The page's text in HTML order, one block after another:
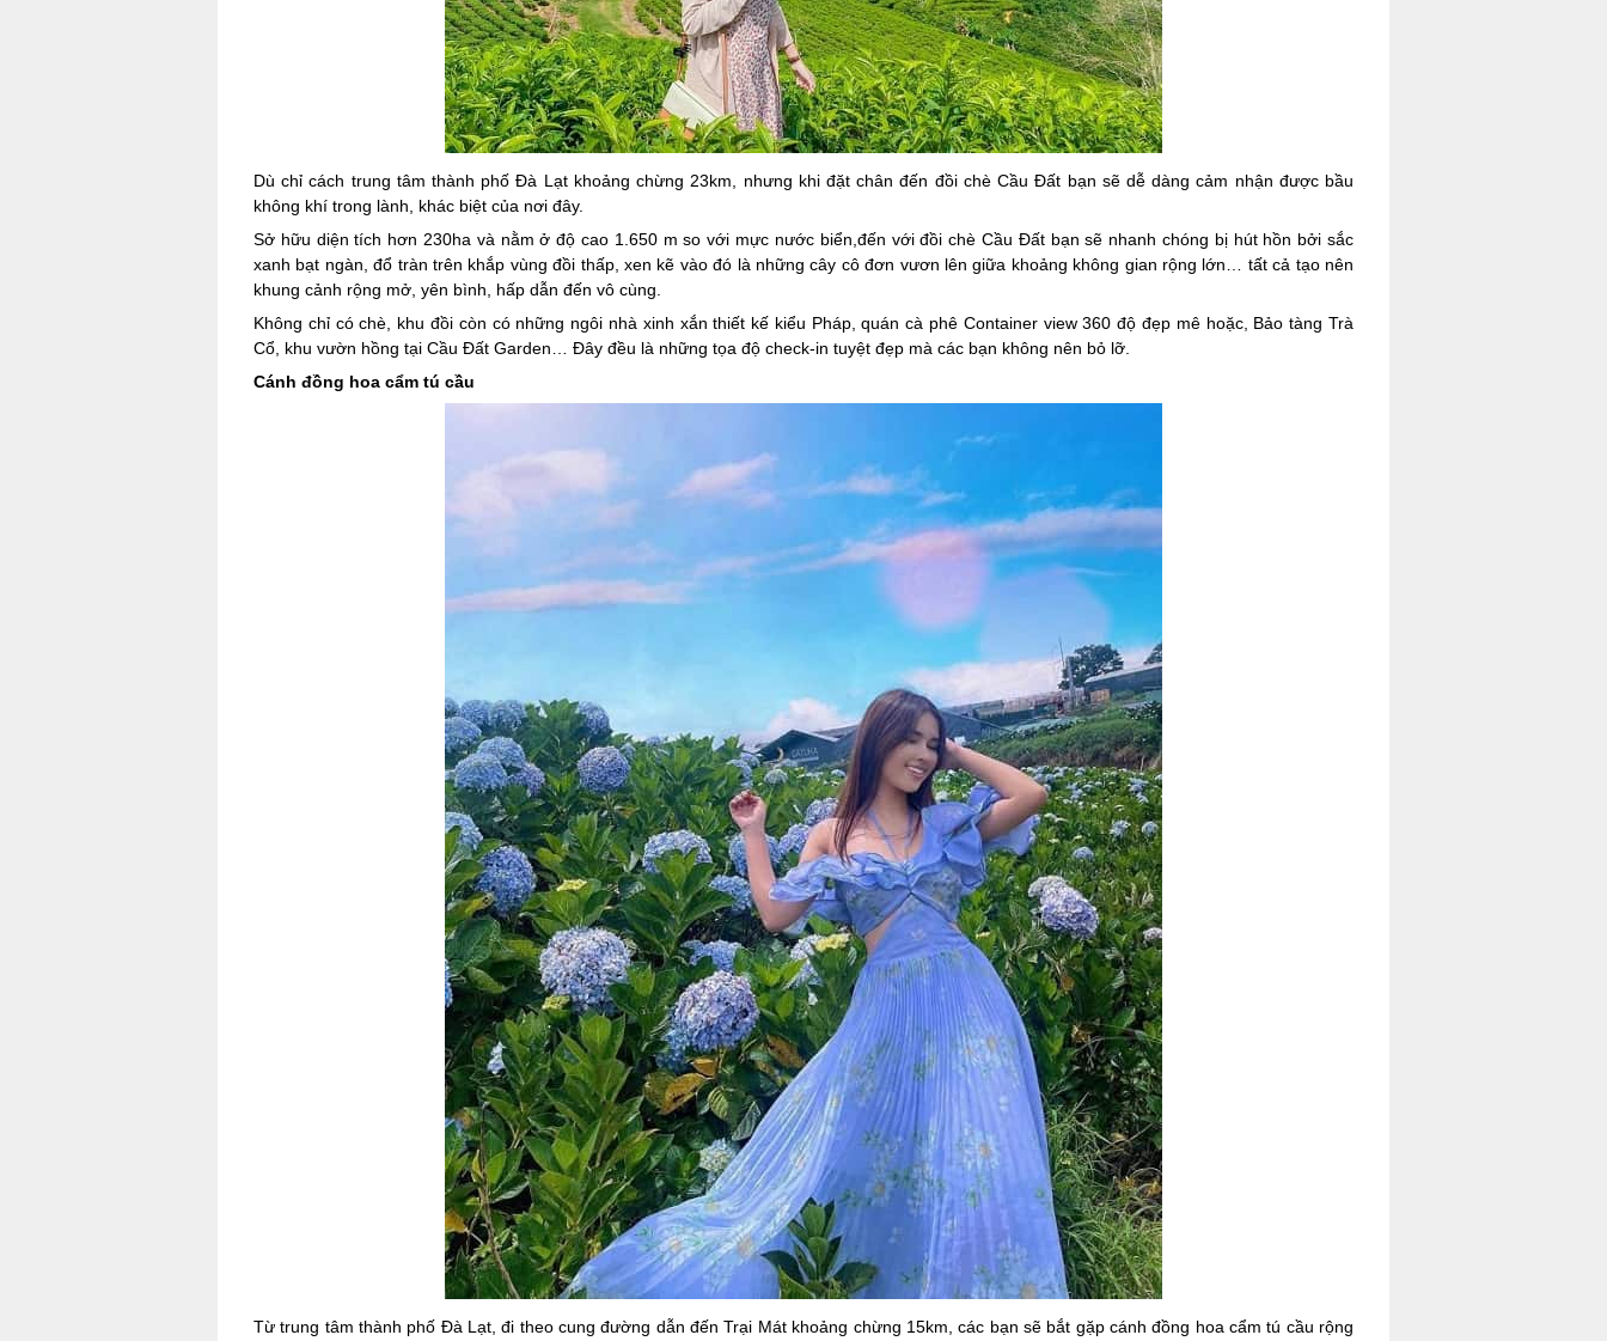
Dù chỉ cách trung tâm thành phố Đà Lạt khoảng chừng 23km, nhưng khi đặt chân đến đồi chè Cầu Đất bạn sẽ dễ dàng cảm nhận được bầu
không khí trong lành, khác biệt của nơi đây.
Sở hữu diện tích hơn 230ha và nằm ở độ cao 1.650 m so với mực nước biển,đến với đồi chè Cầu Đất bạn sẽ nhanh chóng bị hút hồn bởi sắc
xanh bạt ngàn, đổ tràn trên khắp vùng đồi thấp, xen kẽ vào đó là những cây cô đơn vươn lên giữa khoảng không gian rộng lớn… tất cả tạo nên
khung cảnh rộng mở, yên bình, hấp dẫn đến vô cùng.
Không chỉ có chè, khu đồi còn có những ngôi nhà xinh xắn thiết kế kiểu Pháp, quán cà phê Container view 360 độ đẹp mê hoặc, Bảo tàng Trà
Cổ, khu vườn hồng tại Cầu Đất Garden… Đây đều là những tọa độ check-in tuyệt đẹp mà các bạn không nên bỏ lỡ.
Cánh đồng hoa cẩm tú cầu
Từ trung tâm thành phố Đà Lạt, đi theo cung đường dẫn đến Trại Mát khoảng chừng 15km, các bạn sẽ bắt gặp cánh đồng hoa cẩm tú cầu rộng